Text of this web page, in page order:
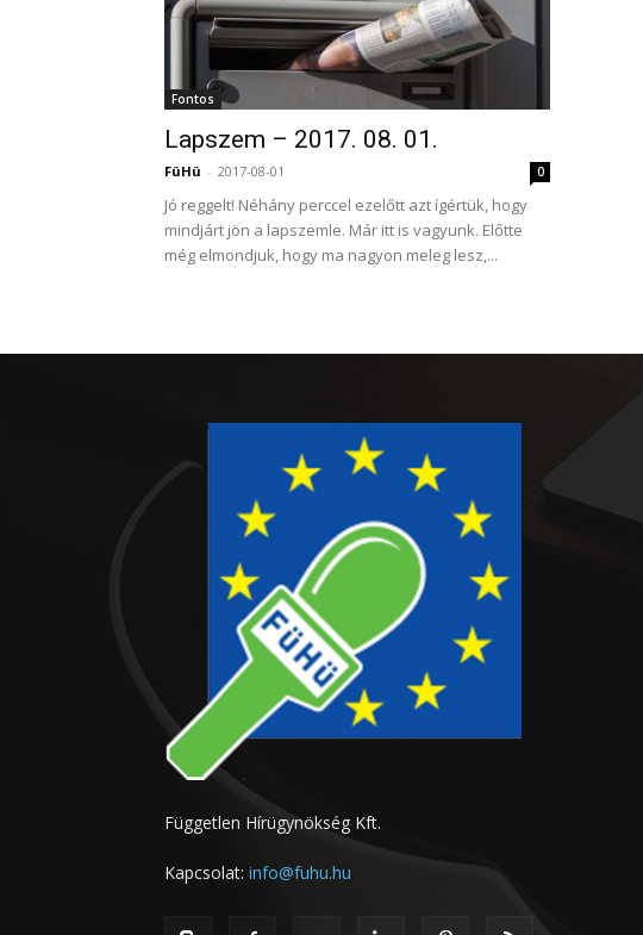
Fontos
Lapszem – 2017. 08. 01.
FüHü - 2017-08-01 0
Jó reggelt! Néhány perccel ezelőtt azt ígértük, hogy
mindjárt jön a lapszemle. Már itt is vagyunk. Előtte
még elmondjuk, hogy ma nagyon meleg lesz,...
Független Hírügynökség Kft.
Kapcsolat: info@fuhu.hu